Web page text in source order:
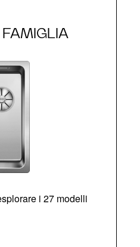
i 27 modelli